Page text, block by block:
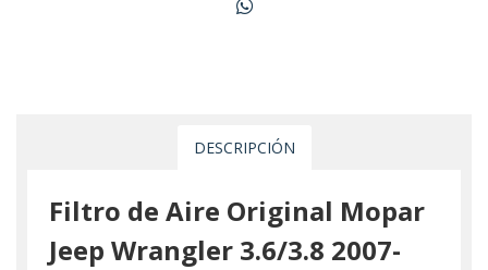
DESCRIPCIÓN
Filtro de Aire Original Mopar
Jeep Wrangler 3.6/3.8 2007-